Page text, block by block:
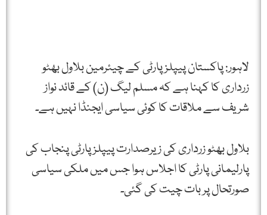
لاہور: پاکستان پیپلزپارٹی کے چیئرمین بلاول بھٹو
زرداری کا کہنا ہے کہ مسلم لیگ (ن) کے قائد نواز
شریف سے ملاقات کا کوئی سیاسی ایجنڈا نہیں ہے۔
بلاول بھٹو زرداری کی زیرصدارت پیپلزپارٹی پنجاب کی
پارلیمانی پارٹی کا اجلاس ہوا جس میں ملکی سیاسی
صورتحال پر بات چیت کی گئی۔